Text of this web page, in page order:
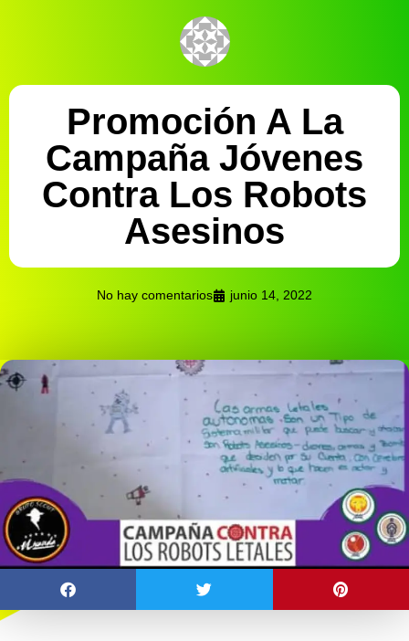
Promoción A La
Campaña Jóvenes
Contra Los Robots
Asesinos
No hay comentarios junio 14, 2022